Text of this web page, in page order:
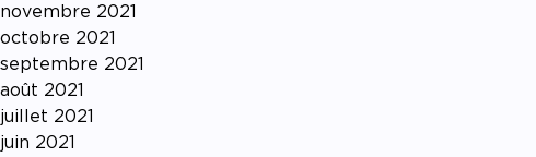
novembre 2021
octobre 2021
septembre 2021
août 2021
juillet 2021
juin 2021